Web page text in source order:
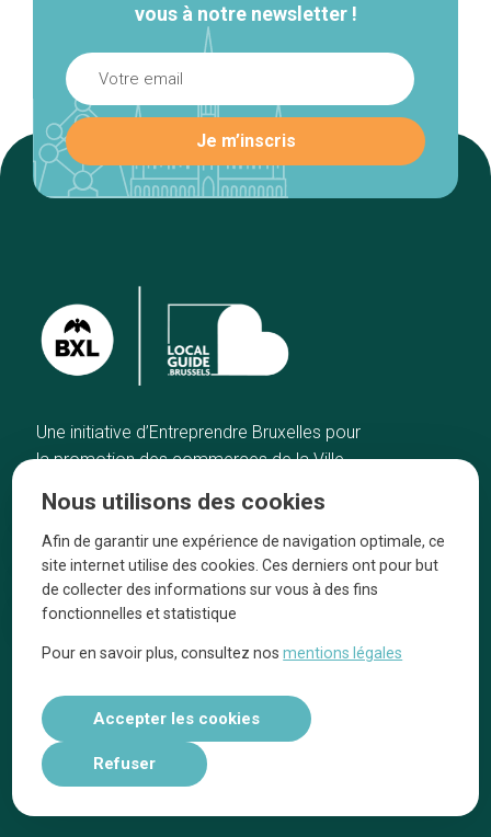
vous à notre newsletter !
Une initiative d’Entreprendre Bruxelles pour
la promotion des commerces de la Ville
Accueil
Bonnes adresses
Quartiers
Blog
Tops 10
Artisans
A propos
On parle de nous
Nous utilisons des cookies
Afin de garantir une expérience de navigation optimale, ce
site internet utilise des cookies. Ces derniers ont pour but
de collecter des informations sur vous à des fins
fonctionnelles et statistique
Pour en savoir plus, consultez nosmentions légales
Accepter les cookies
Refuser